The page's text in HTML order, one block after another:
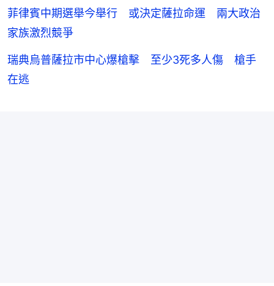
菲律賓中期選舉今舉行 或決定薩拉命運 兩大政治
家族激烈競爭
瑞典烏普薩拉市中心爆槍擊 至少3死多人傷 槍手
在逃